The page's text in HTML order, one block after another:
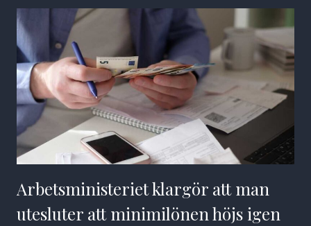
Arbetsministeriet klargör att man
utesluter att minimilönen höjs igen